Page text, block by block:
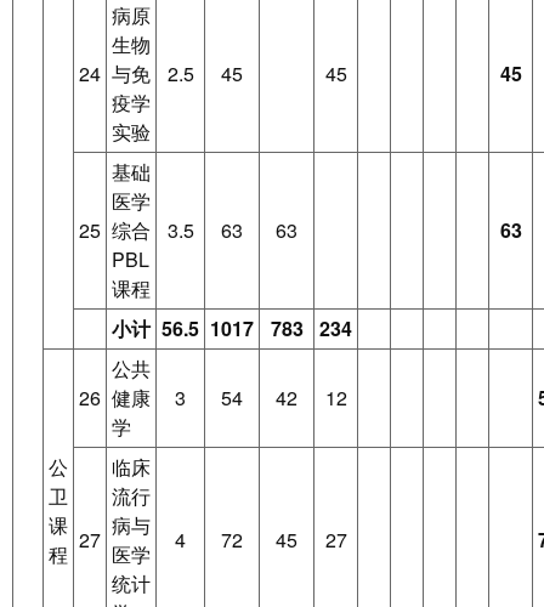
24
病原
生物
与免
疫学
实验
2.5 45 45 45
25
基础
医学
综合
PBL
课程
3.5 63 63 63
小计 56.5 1017 783 234
公
卫
课
程
26
公共
健康
学
3 54 42 12
27
临床
流行
病与
医学
统计
4 72 45 27